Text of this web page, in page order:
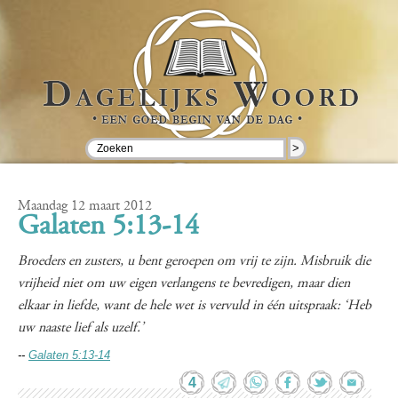
>
Maandag 12 maart 2012
Galaten 5:13-14
Broeders en zusters, u bent geroepen om vrij te zijn. Misbruik die
vrijheid niet om uw eigen verlangens te bevredigen, maar dien
elkaar in liefde, want de hele wet is vervuld in één uitspraak: ‘Heb
uw naaste lief als uzelf.’
-- Galaten 5:13-14
4